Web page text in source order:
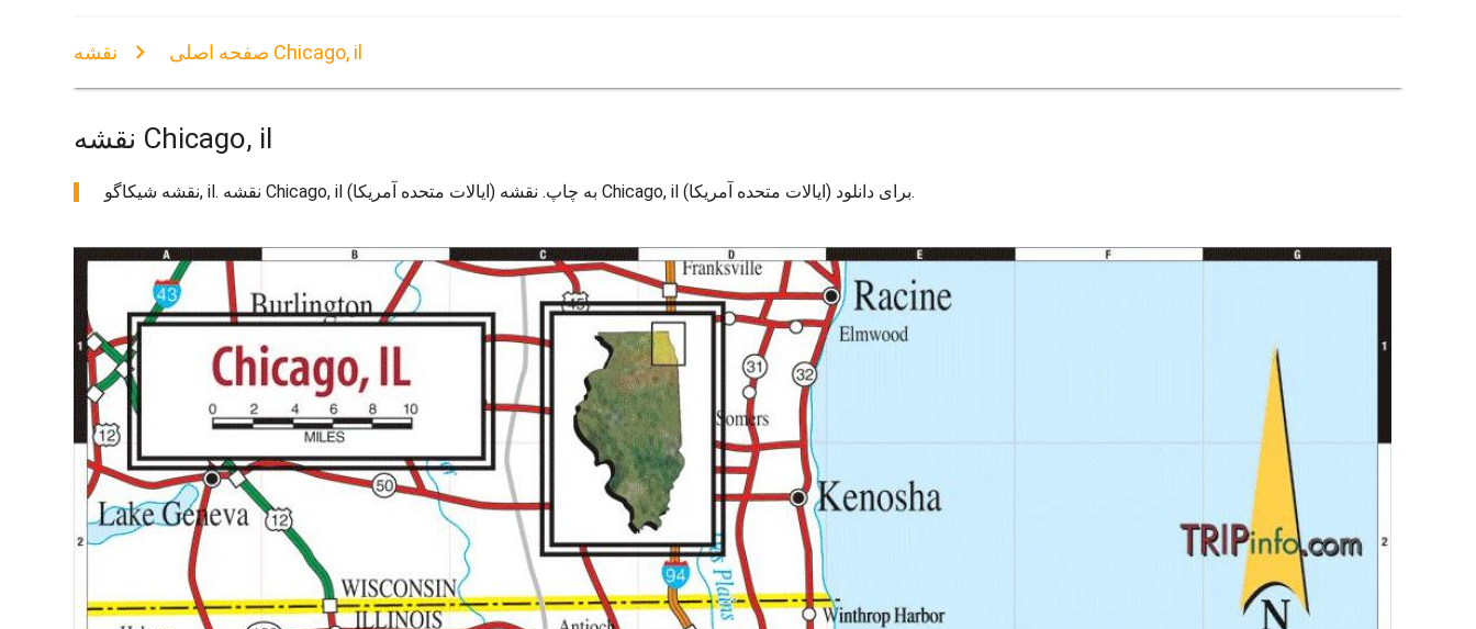
صفحه اصلی نقشه Chicago, il
نقشه Chicago, il
نقشه شیکاگو, il. نقشه Chicago, il (ایالات متحده آمریکا) به چاپ. نقشه Chicago, il (ایالات متحده آمریکا) برای دانلود.